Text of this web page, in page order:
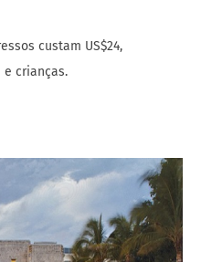
custam US$24,
crianças.